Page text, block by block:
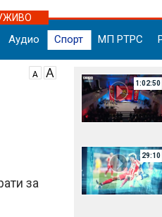
Аудио Спорт МП РТРС
за
1:02:50
29:10